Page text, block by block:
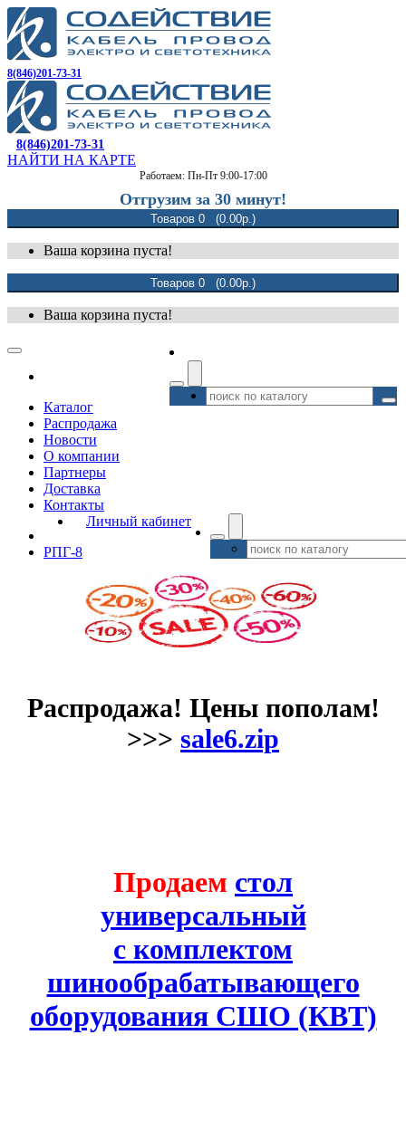
8(846)201-73-31
8(846)201-73-31
НАЙТИ НА КАРТЕ
Работаем: Пн-Пт 9:00-17:00
Отгрузим за 30 минут!
Товаров 0 (0.00р.)
Ваша корзина пуста!
Товаров 0 (0.00р.)
Ваша корзина пуста!
Каталог
Распродажа
Новости
О компании
Партнеры
Доставка
Контакты
Личный кабинет
РПГ-8
Распродажа! Цены пополам!
>>> sale6.zip
Продаем стол
универсальный
с комплектом
шинообрабатывающего
оборудования СШО (КВТ)